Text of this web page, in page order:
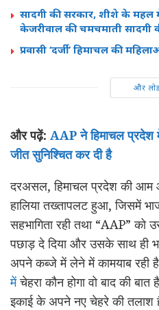
सादगी की सरकार, शीशे के महल
केजरीवाल की चमचमाती सादगी
प्रवासी ‘दर्जी’ हिमाचल की
और
और पढ़ें: AAP ने हिमाचल प्रदेश
जीत सुनिश्चित कर दी है
दरअसल, हिमाचल प्रदेश की आम
हालिया तख्तापलट हुआ, जिसमें
सहभागिता रही तथा “AAP” को
पछाड़ दे दिया और उसके साथ ही
अपने कब्जे में लेने में कामयाब रही
मेंचेहरा कौन होगा वो बाद की बात
इकाई के अपने नए चेहरे की तलाश